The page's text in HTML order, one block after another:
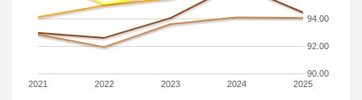
2021 2022 2023 2024 2025
90.00
92.00
94.00